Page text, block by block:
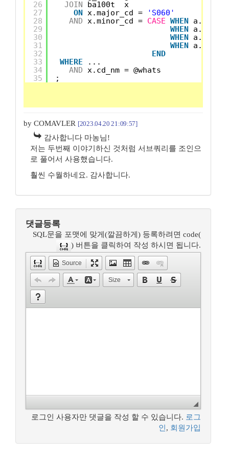
26
27
28
29
30
31
32
33
34
35
JOIN
ba100t  x
ON x.major_cd =
'S060'
AND x.minor_cd = CASE WHEN
WHEN
WHEN
WHEN
END
WHERE
...
AND x.cd_nm = @whats
;
by COMAVLER [2023.04.20 21:09:57]
감사합니다 마농님!
저는 두번째 이야기하신 것처럼 서브쿼리를 조인으
로 풀어서 사용했습니다.
훨씬 수월하네요. 감사합니다.
댓글등록
SQL문을 포맷에 맞게(깔끔하게) 등록하려면 code(
) 버튼을 클릭하여 작성 하시면 됩니다.
Source
Size
로그인 사용자만 댓글을 작성 할 수 있습니다. 로그
인 , 회원가입